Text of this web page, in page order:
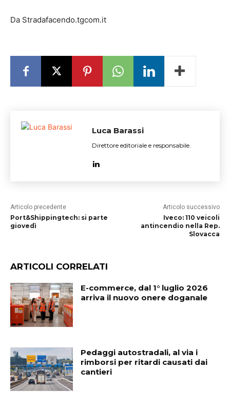
Da Stradafacendo.tgcom.it
Luca Barassi
Direttore editoriale e responsabile.
Articolo precedente
Port&Shippingtech: si parte
giovedì
Articolo successivo
Iveco: 110 veicoli
antincendio nella Rep.
Slovacca
ARTICOLI CORRELATI
E-commerce, dal 1° luglio 2026
arriva il nuovo onere doganale
Pedaggi autostradali, al via i
rimborsi per ritardi causati dai
cantieri